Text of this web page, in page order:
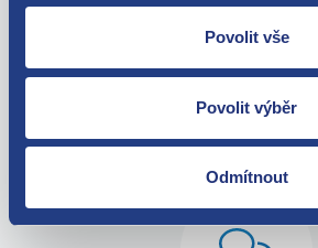
Povolit vše
Povolit výběr
Odmítnout
Nejste spokojeni?
Zboží můžete vrátit do 60
zakoupení. Nebo vám